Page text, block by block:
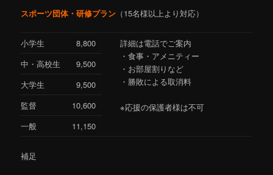
スポーツ団体・研修プラン （15名様以上より対応）
小学生 8,800
詳細は電話でご案内
・食事・アメニティー
・お部屋割りなど
・勝敗による取消料
※応援の保護者様は不可
中・高校生
9,500
大学生
9,500
監督
10,600
一般
11,150
補足